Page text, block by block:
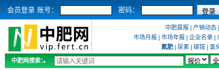
会员登录 账号： 密码：
中肥晨报 产销动态
市场月报
市场年报 企业名录
氮肥
尿素 碳铵
氯
中肥网搜索：